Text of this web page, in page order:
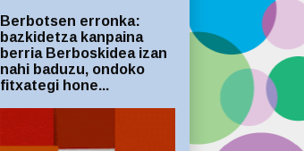
Berbotsen erronka:
bazkidetza kanpaina
berria Berboskidea izan
nahi baduzu, ondoko
fitxategi hone...